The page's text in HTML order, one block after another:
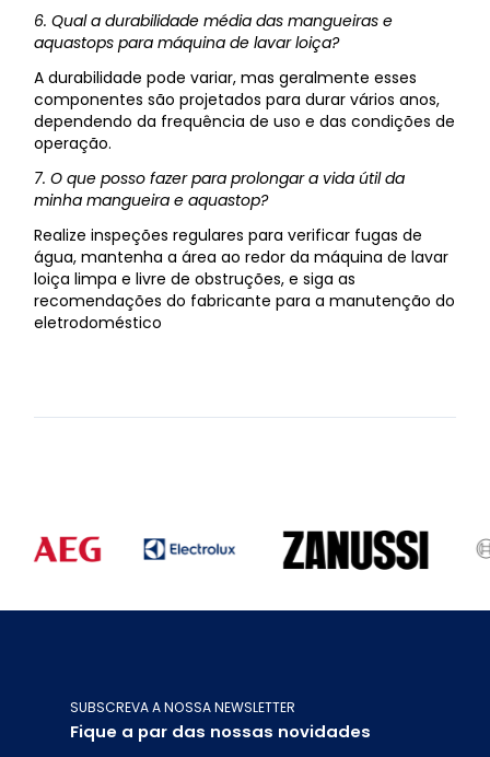
6. Qual a durabilidade média das mangueiras e
aquastops para máquina de lavar loiça?
A durabilidade pode variar, mas geralmente esses
componentes são projetados para durar vários anos,
dependendo da frequência de uso e das condições de
operação.
7. O que posso fazer para prolongar a vida útil da
minha mangueira e aquastop?
Realize inspeções regulares para verificar fugas de
água, mantenha a área ao redor da máquina de lavar
loiça limpa e livre de obstruções, e siga as
recomendações do fabricante para a manutenção do
eletrodoméstico
SUBSCREVA A NOSSA NEWSLETTER
Fique a par das nossas novidades